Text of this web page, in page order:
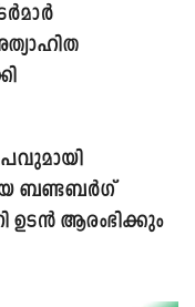
ബണ്ടബർഗ്
ആരംഭിക്കും